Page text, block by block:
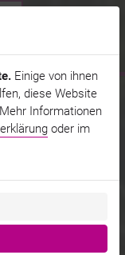
Einige von ihnen
diese Website
Informationen
oder im